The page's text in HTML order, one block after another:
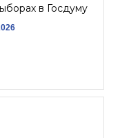
в Госдуму